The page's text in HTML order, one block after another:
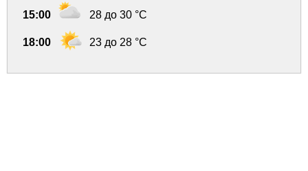
15:00 28 до 30 °C
18:00 23 до 28 °C